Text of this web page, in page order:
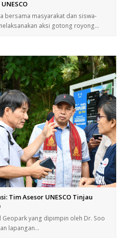
bersama masyarakat dan siswa-
aksi gotong royong…
Tim Asesor UNESCO Tinjau
Geopark yang dipimpin oleh Dr. Soo
lapangan…